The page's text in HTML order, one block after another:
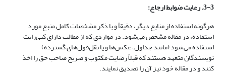
3-3. رعایت ضوابط ارجاع:
هرگونه استفاده از منابع دیگر، دقیقاً و با ذکر مشخصات کامل منبع مورد
استفاده، در مقاله مشخص می‌شود. در مواردی که از مطالب دارای کپی‌رایت
استفاده می‌شود (مانند جداول، عکس‌ها و یا نقل‌قول‌های گسترده)
نویسندگان متعهد هستند که قبلاً رضایت مکتوب و صریح صاحب حق را اخذ
کنند و در مقاله خود نیز آن را تصدیق نمایند.